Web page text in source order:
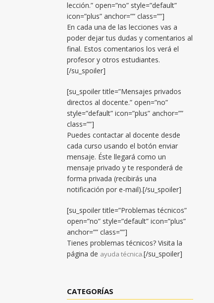
lección.” open=”no” style=”default”
icon=”plus” anchor=”” class=””]
En cada una de las lecciones vas a
poder dejar tus dudas y comentarios al
final. Estos comentarios los verá el
profesor y otros estudiantes.
[/su_spoiler]
[su_spoiler title=”Mensajes privados
directos al docente.” open=”no”
style=”default” icon=”plus” anchor=””
class=””]
Puedes contactar al docente desde
cada curso usando el botón enviar
mensaje. Éste llegará como un
mensaje privado y te responderá de
forma privada (recibirás una
notificación por e-mail).[/su_spoiler]
[su_spoiler title=”Problemas técnicos”
open=”no” style=”default” icon=”plus”
anchor=”” class=””]
Tienes problemas técnicos? Visita la
página de ayuda técnica.[/su_spoiler]
CATEGORÍAS